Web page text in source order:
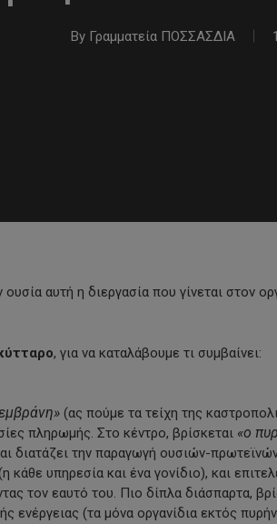
By Γραμματεία ΠΟΣΣΑΣΔΙΑ
ουσία αυτή η διεργασία που γίνεται στον
, για να καταλάβουμε τι συμβαίνει:
(ας πούμε τα τείχη της
πληρωμής. Στο κέντρο, βρίσκεται «ο
διατάζει την παραγωγή ουσιών-
υπηρεσία και ένα γονίδιο), και
τον εαυτό του. Πιο δίπλα διάσπαρτα,
ενέργειας (τα μόνα οργανίδια εκτός